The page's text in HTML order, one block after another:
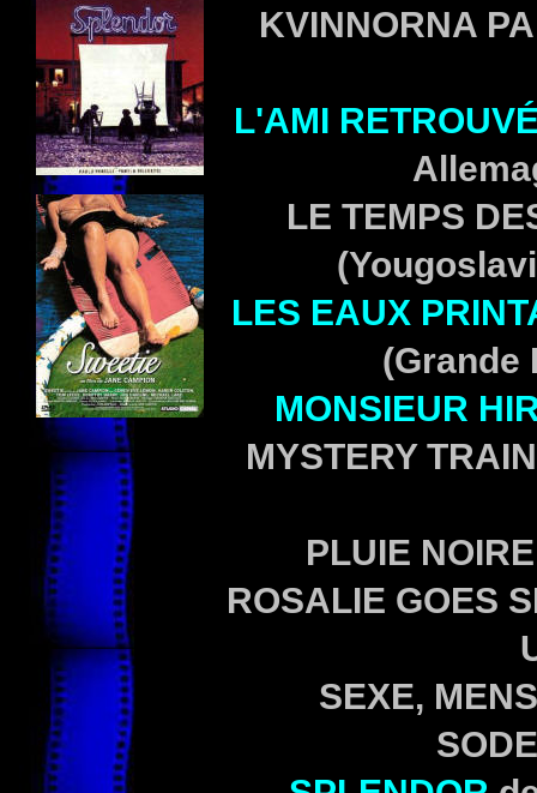
KVINNORNA
L'AMI
LE TEMPS
LES EAUX
(Grande
MONSIEUR
MYSTERY
PLUIE
ROSALIE GOES
SEXE,